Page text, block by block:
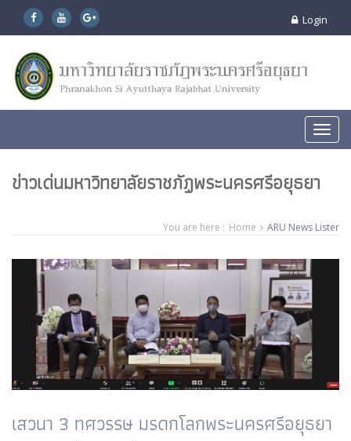
Login
ข่าวเด่นมหาวิทยาลัยราชภัฏพระนครศรีอยุธยา
You are here : Home ARU News Lister
เสวนา 3 ทศวรรษ มรดกโลกพระนครศรีอยุธยา